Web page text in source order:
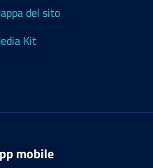
del sito
Kit
mobile